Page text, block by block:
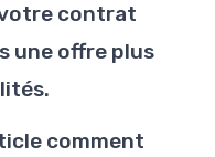
contrat
une offre plus
comment